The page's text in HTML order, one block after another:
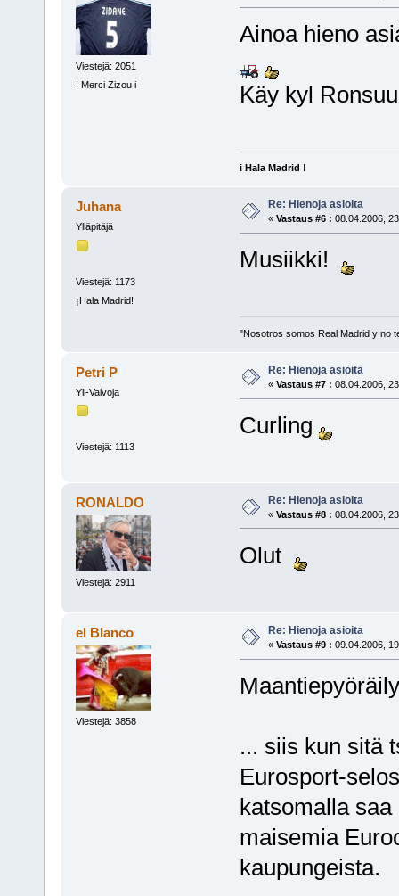
Viestejä: 2051
! Merci Zizou i
Ainoa hieno
Käy kyl
i Hala Madrid !
Juhana
Ylläpitäjä
Viestejä: 1173
¡Hala Madrid!
Re: Hienoja asioita
« Vastaus #6 : 08.04.2006,
Musiikki!
"Nosotros somos Real Madrid y no
Petri P
Yli-Valvoja
Viestejä: 1113
Re: Hienoja asioita
« Vastaus #7 : 08.04.2006,
Curling
RONALDO
Viestejä: 2911
Re: Hienoja asioita
« Vastaus #8 : 08.04.2006,
Olut
el Blanco
Viestejä: 3858
Re: Hienoja asioita
« Vastaus #9 : 09.04.2006,
... siis kun sitä
Eurosport-
katsomalla
maisemia
kaupungeista.